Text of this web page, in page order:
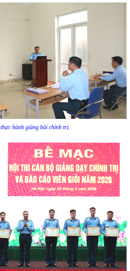
thực hành giảng bài chính trị.